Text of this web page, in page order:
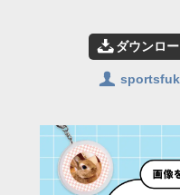
📥ダウンロ
👤